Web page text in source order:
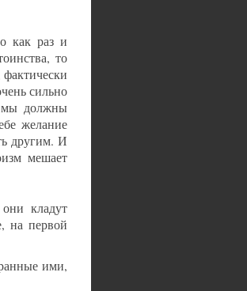
как раз и
то
фактически
сильно
мы должны
желание
другим. И
мешает
кладут
на первой
ими,